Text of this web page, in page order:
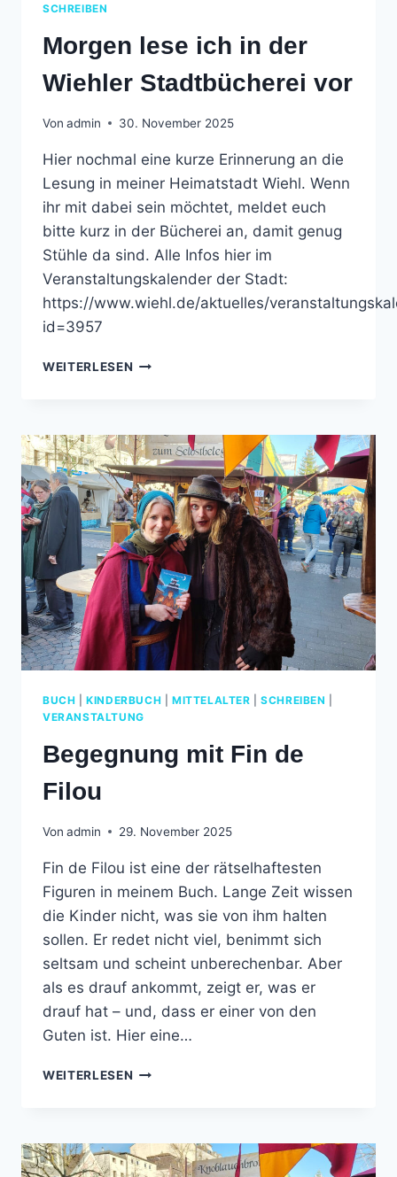
SCHREIBEN
Morgen lese ich in der
Wiehler Stadtbücherei vor
Von admin 30. November 2025
Hier nochmal eine kurze Erinnerung an die
Lesung in meiner Heimatstadt Wiehl. Wenn
ihr mit dabei sein möchtet, meldet euch
bitte kurz in der Bücherei an, damit genug
Stühle da sind. Alle Infos hier im
Veranstaltungskalender der Stadt:
https://www.wiehl.de/aktuelles/
id=3957
WEITERLESEN MORGEN
DER
WIEHLER
STADTBÜCHEREI
VOR
BUCH |KINDERBUCH MITTELALTER |SCHREIBEN
VERANSTALTUNG
Begegnung mit Fin de
Filou
Von admin 29. November 2025
Fin de Filou ist eine der rätselhaftesten
Figuren in meinem Buch. Lange Zeit wissen
die Kinder nicht, was sie von ihm halten
sollen. Er redet nicht viel, benimmt sich
seltsam und scheint unberechenbar. Aber
als es drauf ankommt, zeigt er, was er
drauf hat – und, dass er einer von den
Guten ist. Hier eine…
WEITERLESEN BEGEGNUNG
FILOU